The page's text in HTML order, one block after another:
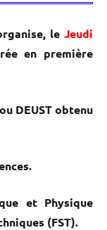
leJeudi
en première
DEUST obtenu
et Physique
(FST).